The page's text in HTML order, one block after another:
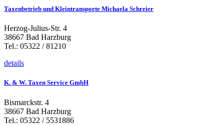
Taxenbetrieb und Kleintransporte Michaela Schreier
Herzog-Julius-Str. 4
38667 Bad Harzburg
Tel.: 05322 / 81210
details
K. & W. Taxen Service GmbH
Bismarckstr. 4
38667 Bad Harzburg
Tel.: 05322 / 5531886